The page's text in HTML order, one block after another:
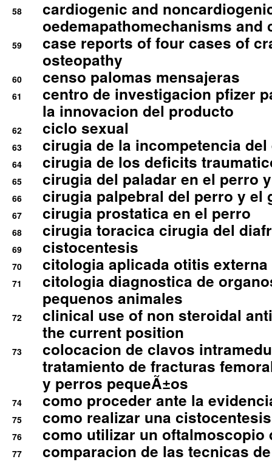
58
cardiogenic and
oedemapathomechanisms and
59
case reports of four cases of
osteopathy
60 censo palomas mensajeras
61
centro de investigacion pfizer
la innovacion del producto
62 ciclo sexual
63 cirugia de la incompetencia
64 cirugia de los deficits
65 cirugia del paladar en el perro
66 cirugia palpebral del perro y el
67 cirugia prostatica en el perro
68 cirugia toracica cirugia del
69 cistocentesis
70 citologia aplicada otitis externa
71
citologia diagnostica de
pequenos animales
72
clinical use of non steroidal
the current position
73
colocacion de clavos
tratamiento de fracturas
y perros pequeÃ±os
74 como proceder ante la
75 como realizar una
76 como utilizar un oftalmoscopio
77
comparacion de las tecnicas